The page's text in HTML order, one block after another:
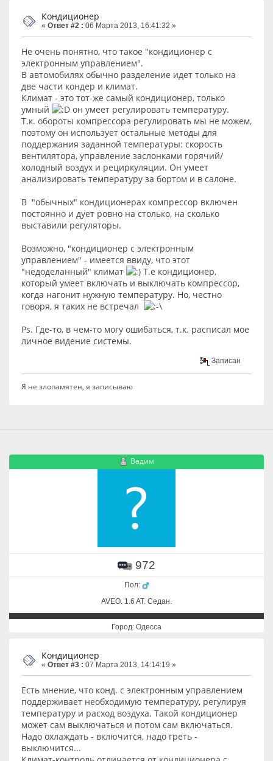
Кондиционер
« Ответ #2 : 06 Марта 2013, 16:41:32 »
Не очень понятно, что такое "кондиционер с
электронным управлением".
В автомобилях обычно разделение идет только на
две части кондер и климат.
Климат - это тот-же самый кондиционер, только
умный
он умеет регулировать температуру.
Т.к. обороты компрессора регулировать мы не можем,
поэтому он использует остальные методы для
поддержания заданной температуры: скорость
вентилятора, управление заслонками горячий/
холодный воздух и рециркуляции. Он умеет
анализировать температуру за бортом и в салоне.
В "обычных" кондиционерах компрессор включен
постоянно и дует ровно на столько, на сколько
выставили регуляторы.
Возможно, "кондиционер с электронным
управлением" - имеется ввиду, что этот
"недоделанный" климат
Т.е кондиционер,
который умеет включать и выключать компрессор,
когда нагонит нужную температуру. Но, честно
говоря, я таких не встречал
Ps. Где-то, в чем-то могу ошибаться, т.к. расписал мое
личное видение системы.
Записан
Я не злопамятен, я записываю
Вадим
972
Пол:
AVEO. 1.6 AT. Cедан.
Город: Одесса
Кондиционер
« Ответ #3 : 07 Марта 2013, 14:14:19 »
Есть мнение, что конд. с электронным управлением
поддерживает необходимую температуру, регулируя
температуру и расход воздуха. Такой кондиционер
может сам выключаться и потом сам включаться.
Надо охлаждать - включится, надо греть -
выключится...